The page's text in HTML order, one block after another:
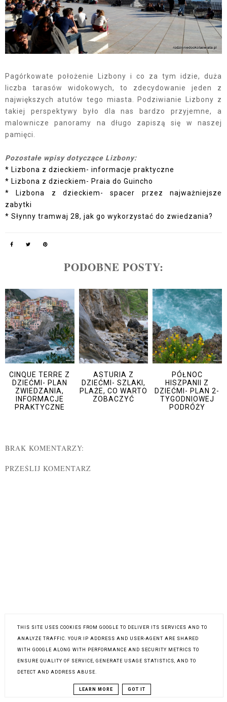
Pagórkowate położenie Lizbony i co za tym idzie, duża
liczba tarasów widokowych, to zdecydowanie jeden z
największych atutów tego miasta. Podziwianie Lizbony z
takiej perspektywy było dla nas bardzo przyjemne, a
malownicze panoramy na długo zapiszą się w naszej
pamięci.
Pozostałe wpisy dotyczące Lizbony:
* Lizbona z dzieckiem- informacje praktyczne
* Lizbona z dzieckiem- Praia do Guincho
* Lizbona z dzieckiem- spacer przez najważniejsze
zabytki
* Słynny tramwaj 28, jak go wykorzystać do zwiedzania?
PODOBNE POSTY:
CINQUE TERRE Z
DZIEĆMI- PLAN
ZWIEDZANIA,
INFORMACJE
PRAKTYCZNE
ASTURIA Z
DZIEĆMI- SZLAKI,
PLAŻE, CO WARTO
ZOBACZYĆ
PÓŁNOC
HISZPANII Z
DZIEĆMI- PLAN 2-
TYGODNIOWEJ
PODRÓŻY
BRAK KOMENTARZY:
PRZEŚLIJ KOMENTARZ
THIS SITE USES COOKIES FROM GOOGLE TO DELIVER ITS SERVICES AND TO
ANALYZE TRAFFIC. YOUR IP ADDRESS AND USER-AGENT ARE SHARED
WITH GOOGLE ALONG WITH PERFORMANCE AND SECURITY METRICS TO
ENSURE QUALITY OF SERVICE, GENERATE USAGE STATISTICS, AND TO
DETECT AND ADDRESS ABUSE.
LEARN MORE GOT IT